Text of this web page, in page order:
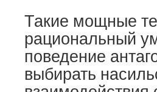
Такие мощные
рациональный
поведение
выбирать